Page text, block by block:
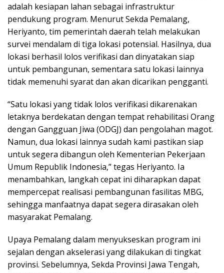
adalah kesiapan lahan sebagai infrastruktur
pendukung program. Menurut Sekda Pemalang,
Heriyanto, tim pemerintah daerah telah melakukan
survei mendalam di tiga lokasi potensial. Hasilnya, dua
lokasi berhasil lolos verifikasi dan dinyatakan siap
untuk pembangunan, sementara satu lokasi lainnya
tidak memenuhi syarat dan akan dicarikan pengganti.
“Satu lokasi yang tidak lolos verifikasi dikarenakan
letaknya berdekatan dengan tempat rehabilitasi Orang
dengan Gangguan Jiwa (ODGJ) dan pengolahan magot.
Namun, dua lokasi lainnya sudah kami pastikan siap
untuk segera dibangun oleh Kementerian Pekerjaan
Umum Republik Indonesia,” tegas Heriyanto. Ia
menambahkan, langkah cepat ini diharapkan dapat
mempercepat realisasi pembangunan fasilitas MBG,
sehingga manfaatnya dapat segera dirasakan oleh
masyarakat Pemalang.
Upaya Pemalang dalam menyukseskan program ini
sejalan dengan akselerasi yang dilakukan di tingkat
provinsi. Sebelumnya, Sekda Provinsi Jawa Tengah,